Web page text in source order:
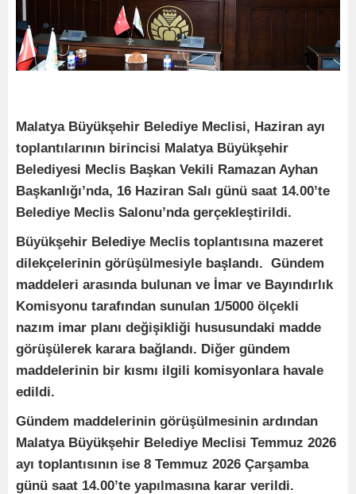
Malatya Büyükşehir Belediye Meclisi, Haziran ayı
toplantılarının birincisi Malatya Büyükşehir
Belediyesi Meclis Başkan Vekili Ramazan Ayhan
Başkanlığı’nda, 16 Haziran Salı günü saat 14.00’te
Belediye Meclis Salonu’nda gerçekleştirildi.
Büyükşehir Belediye Meclis toplantısına mazeret
dilekçelerinin görüşülmesiyle başlandı. Gündem
maddeleri arasında bulunan ve İmar ve Bayındırlık
Komisyonu tarafından sunulan 1/5000 ölçekli
nazım imar planı değişikliği hususundaki madde
görüşülerek karara bağlandı. Diğer gündem
maddelerinin bir kısmı ilgili komisyonlara havale
edildi.
Gündem maddelerinin görüşülmesinin ardından
Malatya Büyükşehir Belediye Meclisi Temmuz 2026
ayı toplantısının ise 8 Temmuz 2026 Çarşamba
günü saat 14.00’te yapılmasına karar verildi.